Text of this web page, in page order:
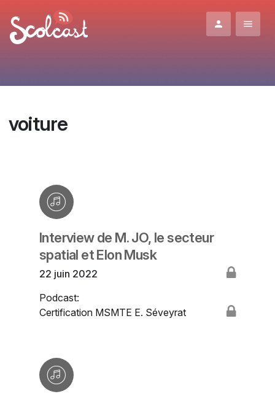
voiture
Interview de M. JO, le secteur
spatial et Elon Musk
22 juin 2022
Podcast:
Certification MSMTE E. Séveyrat